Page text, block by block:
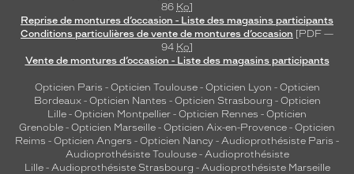
86 Ko]
Reprise de montures d’occasion - Liste des magasins participants
Conditions particulières de vente de montures d’occasion [PDF —
94 Ko]
Vente de montures d’occasion - Liste des magasins participants
Opticien Paris - Opticien Toulouse- Opticien Lyon - Opticien
Bordeaux- Opticien Nantes - Opticien Strasbourg - Opticien
Lille - Opticien Montpellier - Opticien Rennes - Opticien
Grenoble - Opticien Marseille - Opticien Aix-en-Provence - Opticien
Reims - Opticien Angers - Opticien Nancy - Audioprothésiste Paris -
Audioprothésiste Toulouse- Audioprothésiste
Lille- Audioprothésiste Strasbourg - Audioprothésiste Marseille